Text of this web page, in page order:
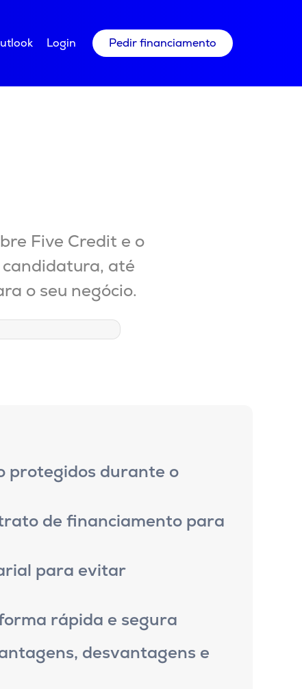
Login Pedir financiamento
Five Credit e o
até
o seu negócio.
protegidos durante o
de financiamento para
para evitar
rápida e segura
desvantagens e